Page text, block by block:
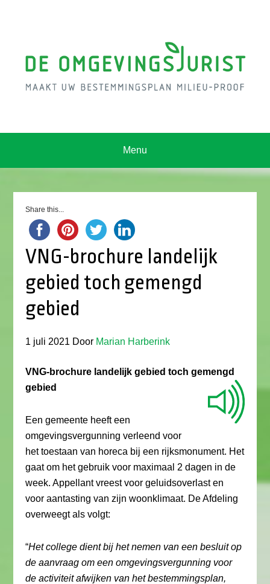
Menu
Share this...
VNG-brochure landelijk
gebied toch gemengd
gebied
1 juli 2021 Door Marian Harberink
VNG-brochure landelijk gebied toch gemengd
gebied
Een gemeente heeft een
omgevingsvergunning verleend voor
het toestaan van horeca bij een rijksmonument. Het
gaat om het gebruik voor maximaal 2 dagen in de
week. Appellant vreest voor geluidsoverlast en
voor aantasting van zijn woonklimaat. De Afdeling
overweegt als volgt:
“Het college dient bij het nemen van een besluit op
de aanvraag om een omgevingsvergunning voor
de activiteit afwijken van het bestemmingsplan,